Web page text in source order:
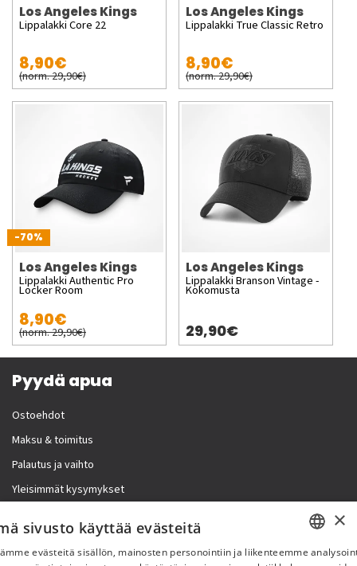
Los Angeles Kings
Lippalakki Core 22
8,90€
(norm. 29,90€)
Los Angeles Kings
Lippalakki True Classic Retro
8,90€
(norm. 29,90€)
-70%
Los Angeles Kings
Lippalakki Authentic Pro
Locker Room
8,90€
(norm. 29,90€)
Los Angeles Kings
Lippalakki Branson Vintage -
Kokomusta
29,90€
Pyydä apua
Ostoehdot
Maksu & toimitus
Palautus ja vaihto
Yleisimmät kysymykset
Lisää meistä
Yritystiedot
×
sivusto käyttää evästeitä
evästeitä sisällön, mainosten personointiin ja liikenteemme